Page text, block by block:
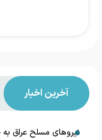
آخرین اخبار
نیروهای مسلح عراق